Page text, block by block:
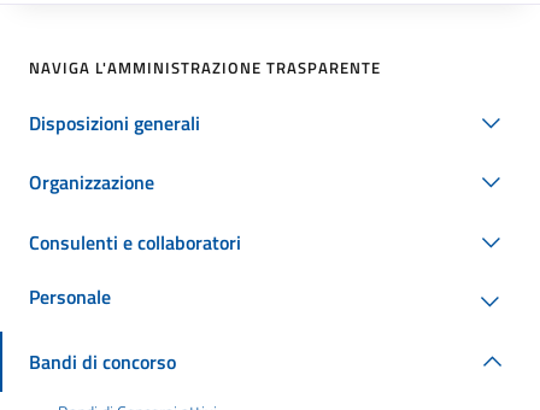
NAVIGA L'AMMINISTRAZIONE TRASPARENTE
Disposizioni generali
Organizzazione
Consulenti e collaboratori
Personale
Bandi di concorso